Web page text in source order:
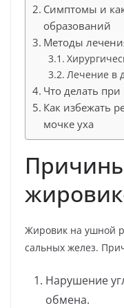
Симптомы и
образований
Методы
Лечение в
Что делать
Как избежать
мочке уха
Жировик на ушной
сальных желез.
Нарушение
обмена.